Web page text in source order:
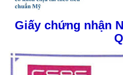
Giấy chứng nhận